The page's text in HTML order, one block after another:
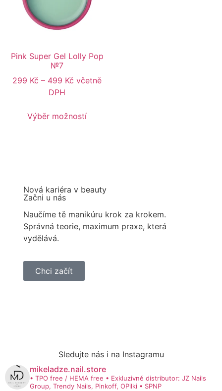
Pink Super Gel Lolly Pop
№7
299 Kč – 499 Kč včetně
DPH
Výběr možností
Nová kariéra v beauty
Začni u nás
Naučíme tě manikúru krok za krokem.
Správná teorie, maximum praxe, která
vydělává.
Chci začít
Sledujte nás i na Instagramu
mikeladze.nail.store
• TPO free / HEMA free • Exkluzivně distributor: JZ Nails
Group, Trendy Nails, Pinkoff, OPilki • SPNP